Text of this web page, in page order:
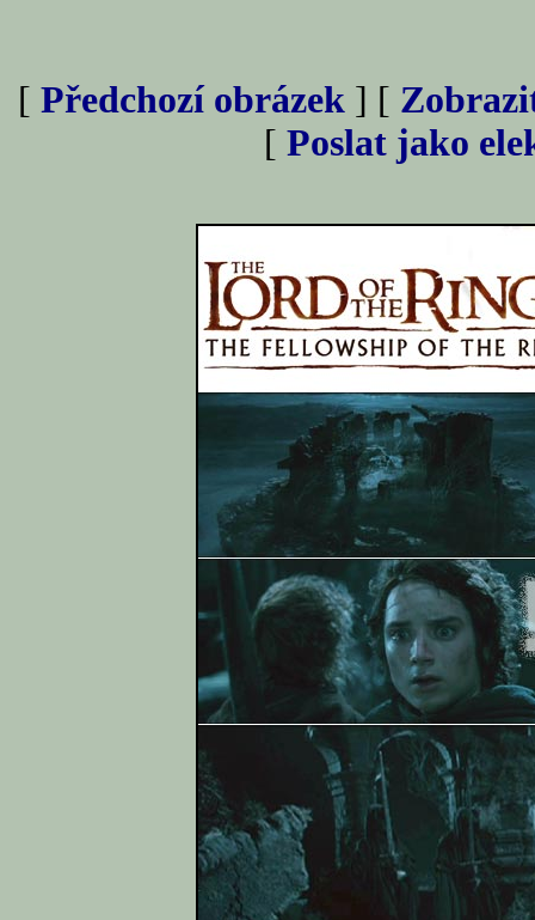
[ Předchozí obrázek ] [
[ Poslat jako